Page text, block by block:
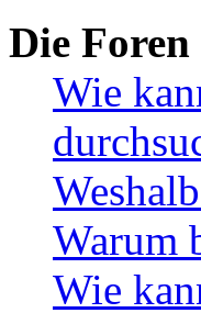
Die
Wie
Warum
Wie